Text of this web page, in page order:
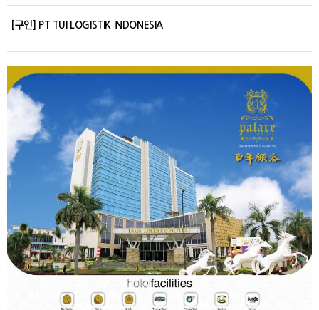
[구인] PT TUI LOGISTIK INDONESIA